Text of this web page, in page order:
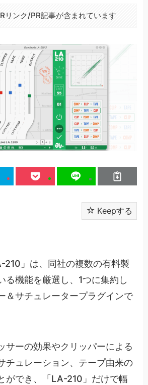
リンク/PR記事が含まれています
Keepする
」は、同社の複数の有料製
る機能を厳選し、1つに集約し
＆サチュレータープラグインで
サーの効果やクリッパーによる
チュレーション、テープ由来の
ができ、「LA-210」だけで幅